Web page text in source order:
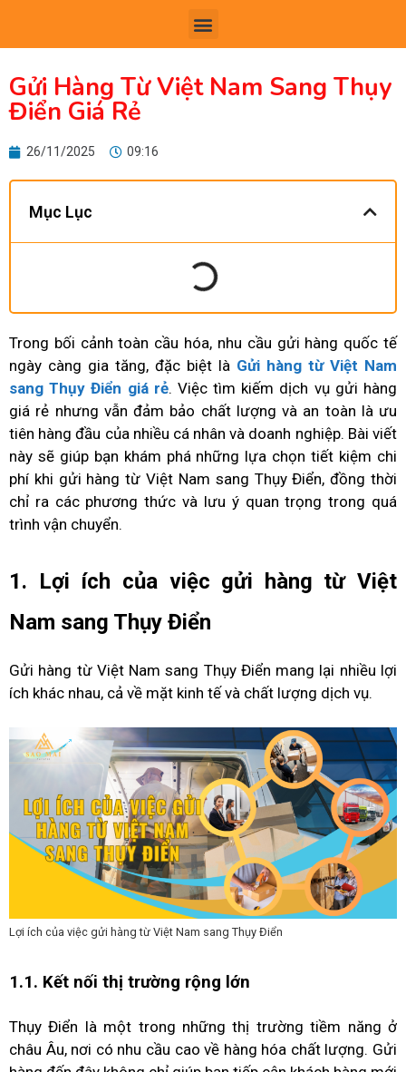
Gửi Hàng Từ Việt Nam Sang Thụy
Điển Giá Rẻ
26/11/2025 09:16
Mục Lục
Trong bối cảnh toàn cầu hóa, nhu cầu gửi hàng quốc tế
ngày càng gia tăng, đặc biệt là Gửi hàng từ Việt Nam
sang Thụy Điển giá rẻ. Việc tìm kiếm dịch vụ gửi hàng
giá rẻ nhưng vẫn đảm bảo chất lượng và an toàn là ưu
tiên hàng đầu của nhiều cá nhân và doanh nghiệp. Bài viết
này sẽ giúp bạn khám phá những lựa chọn tiết kiệm chi
phí khi gửi hàng từ Việt Nam sang Thụy Điển, đồng thời
chỉ ra các phương thức và lưu ý quan trọng trong quá
trình vận chuyển.
1. Lợi ích của việc gửi hàng từ Việt
Nam sang Thụy Điển
Gửi hàng từ Việt Nam sang Thụy Điển mang lại nhiều lợi
ích khác nhau, cả về mặt kinh tế và chất lượng dịch vụ.
Lợi ích của việc gửi hàng từ Việt Nam sang Thụy Điển
1.1. Kết nối thị trường rộng lớn
Thụy Điển là một trong những thị trường tiềm năng ở
châu Âu, nơi có nhu cầu cao về hàng hóa chất lượng. Gửi